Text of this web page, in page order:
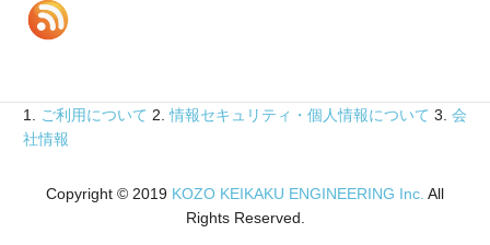
ブ
1. ご利用について 2.情報セキュリティ・個人情報について 3. 会
社情報
Copyright © 2019 KOZO KEIKAKU ENGINEERING Inc. All
Rights Reserved.